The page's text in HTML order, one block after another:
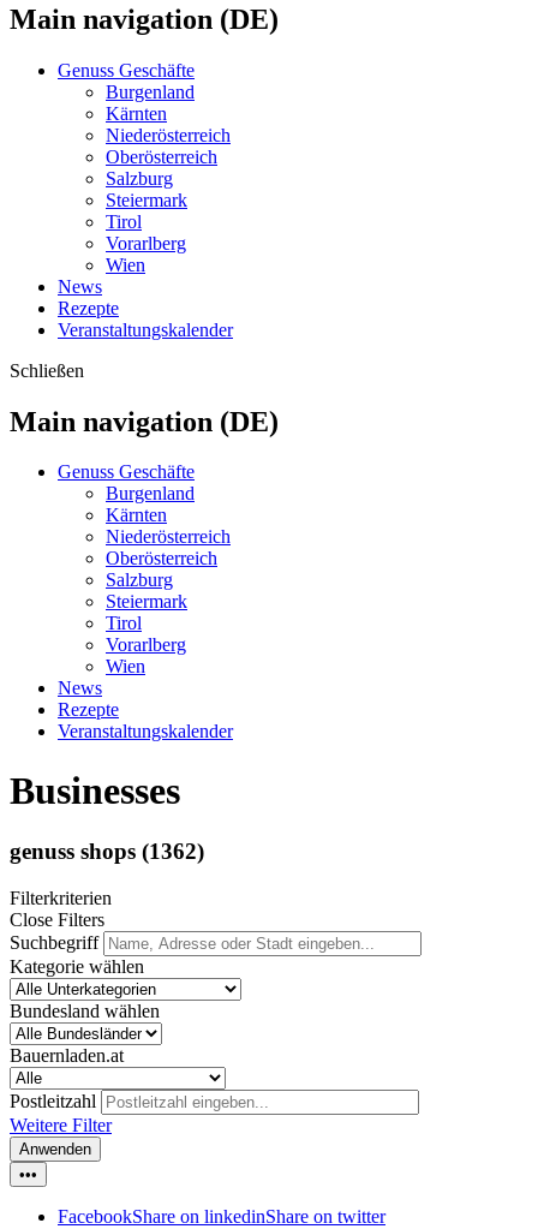
Main navigation (DE)
Genuss Geschäfte
Burgenland
Kärnten
Niederösterreich
Oberösterreich
Salzburg
Steiermark
Tirol
Vorarlberg
Wien
News
Rezepte
Veranstaltungskalender
Schließen
Main navigation (DE)
Genuss Geschäfte
Burgenland
Kärnten
Niederösterreich
Oberösterreich
Salzburg
Steiermark
Tirol
Vorarlberg
Wien
News
Rezepte
Veranstaltungskalender
Businesses
genuss shops (1362)
Filterkriterien
Close Filters
Suchbegriff
Kategorie wählen
Bundesland wählen
Bauernladen.at
Postleitzahl
Weitere Filter
Anwenden
•••
FacebookShare on linkedinShare on twitter